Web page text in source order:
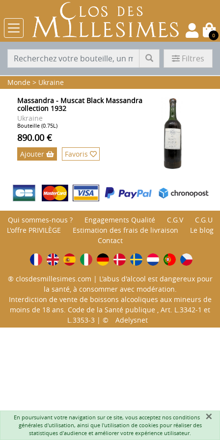
0
Filtres
Monde > Ukraine
Massandra - Muscat Black Massandra
collection 1932
Ukraine
Bouteille (0.75L)
890.00 €
Ajouter Favoris
Qui sommes-nous ? Engagements Qualité C.G.V
C.G.U
L'offre PRIVILÈGE
Estimation des frais de livraison
Le blog
Contact
® closdesmillesimes.com | L'abus d'alcool est dangereux pour
la santé, à consommer avec modération.
Interdiction de vente de boissons alcooliques aux mineurs de
moins de 18 ans. Code de la Santé publique , Art. L.3342-1 et
L.3353-3 | ©
Adelysnet
×
En poursuivant votre navigation sur ce site, vous acceptez nos conditions
générales d'utilisation, ainsi que l'utilisation de cookies pour réaliser des
statistiques d'audience et améliorer votre expérience utilisateur.